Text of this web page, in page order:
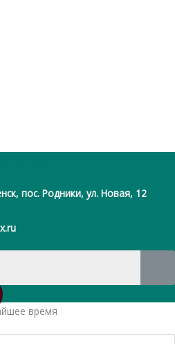
пос. Родники, ул. Новая, 12
время